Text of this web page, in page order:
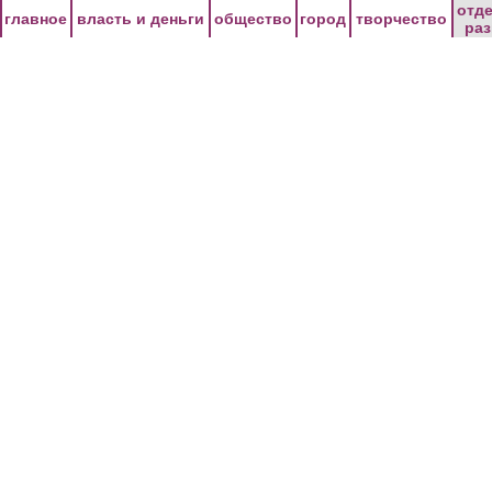
главное власть и деньги общество город творчество